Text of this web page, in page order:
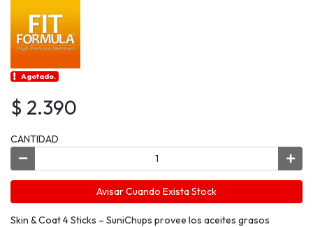
Agotado.
$ 2.390
CANTIDAD
Avisar Cuando Exista Stock
Skin & Coat 4 Sticks – SuniChups provee los aceites grasos